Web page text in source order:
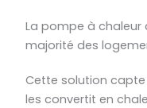
La pompe à chaleur
majorité des
Cette solution capte
les convertit en